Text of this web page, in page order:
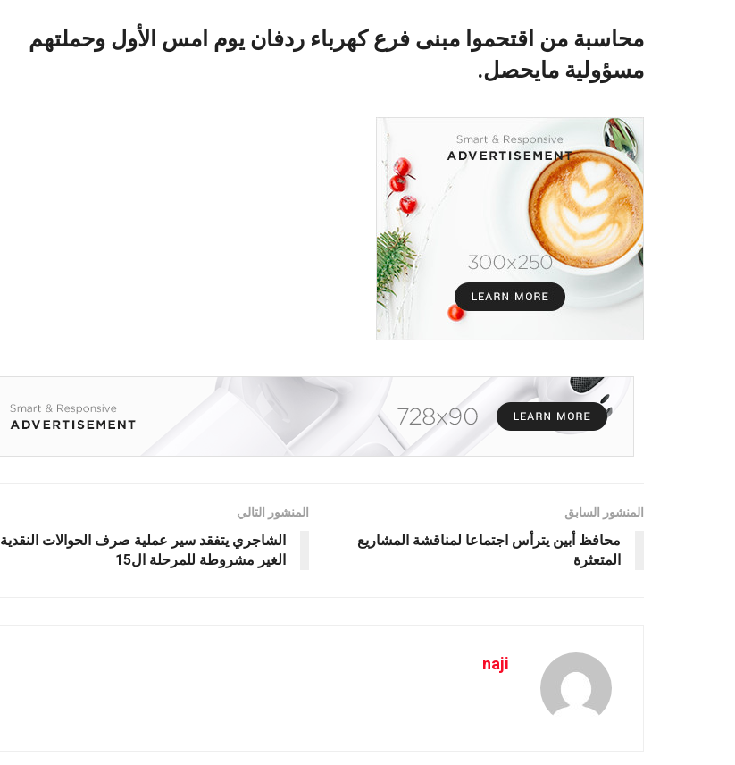
محاسبة من اقتحموا مبنى فرع كهرباء ردفان يوم امس الأول وحملتهم
مسؤولية مايحصل.
المنشور السابق
محافظ أبين يترأس اجتماعا لمناقشة المشاريع
المتعثرة
المنشور التالي
الشاجري يتفقد سير عملية صرف الحوالات النقدية
الغير مشروطة للمرحلة ال15
naji